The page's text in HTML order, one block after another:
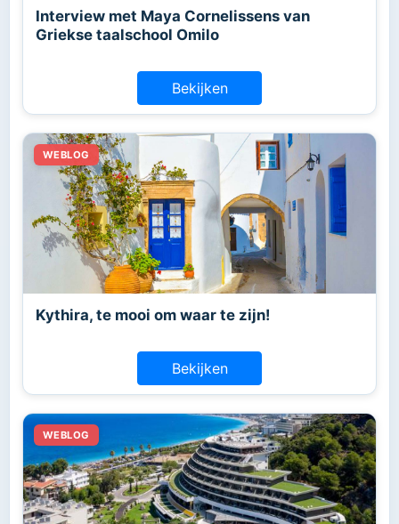
Interview met Maya Cornelissens van
Griekse taalschool Omilo
Bekijken
Kythira, te mooi om waar te zijn!
Bekijken